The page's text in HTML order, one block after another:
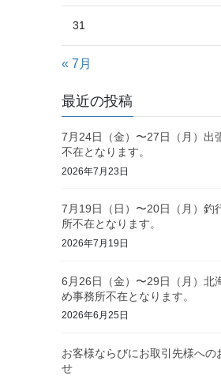
31
« 7月
最近の投稿
7月24日（金）〜27日（月）出
不在となります。
2026年7月23日
7月19日（日）〜20日（月）釣
所不在となります。
2026年7月19日
6月26日（金）〜29日（月）北
め事務所不在となります。
2026年6月25日
お客様ならびにお取引先様への
せ